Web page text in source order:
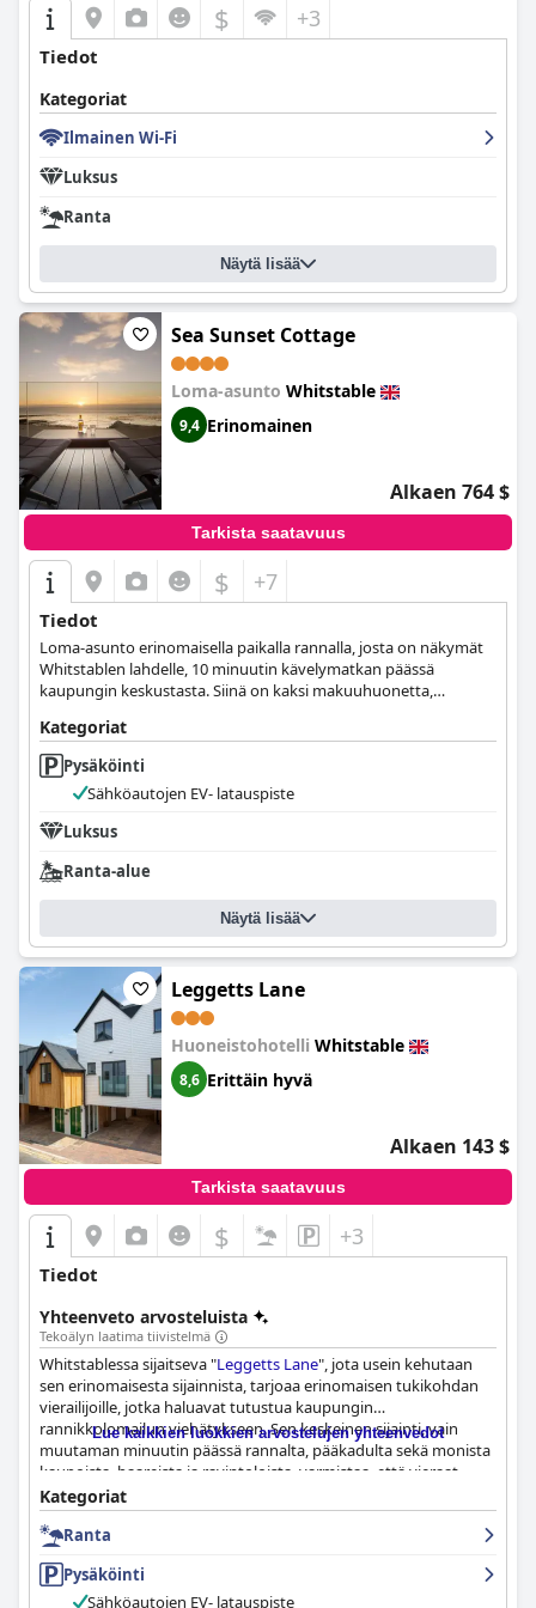
$ +3
Tiedot
Kategoriat
Ilmainen Wi-Fi
Luksus
Ranta
Näytä lisää
Sea Sunset Cottage
Loma-asunto Whitstable
9,4 Erinomainen
Alkaen 764 $
Tarkista saatavuus
$ +7
Tiedot
Loma-asunto erinomaisella paikalla rannalla, josta on näkymät
Whitstablen lahdelle, 10 minuutin kävelymatkan päässä
kaupungin keskustasta. Siinä on kaksi makuuhuonetta,
Kategoriat
Pysäköinti
Sähköautojen EV- latauspiste
Luksus
Ranta-alue
Näytä lisää
Leggetts Lane
Huoneistohotelli Whitstable
8,6 Erittäin hyvä
Alkaen 143 $
Tarkista saatavuus
$ +3
Tiedot
Yhteenveto arvosteluista
Tekoälyn laatima tiivistelmä
Whitstablessa sijaitseva "Leggetts Lane", jota usein kehutaan
sen erinomaisesta sijainnista, tarjoaa erinomaisen tukikohdan
vierailijoille, jotka haluavat tutustua kaupungin
rannikkolomailun viehätykseen. Sen keskeinen sijainti, vain
muutaman minuutin päässä rannalta, pääkadulta sekä monista
kaupoista, baareista ja ravintoloista, varmistaa, että vieraat
pääsevät nopeasti Whitstablen tärkeimpiin nähtävyyksiin.
Läheisen pysäköinnin mukavuus lisää entisestään sen
vetovoimaa matkailijoille.
Vieraat korostavat jatkuvasti kiinteistön moitteetonta
puhtautta ja modernia muotoilua. Majoitustilat, jotka
Lue kaikkien luokkien arvostelujen yhteenvedot
Kategoriat
Ranta
Pysäköinti
Sähköautojen EV- latauspiste